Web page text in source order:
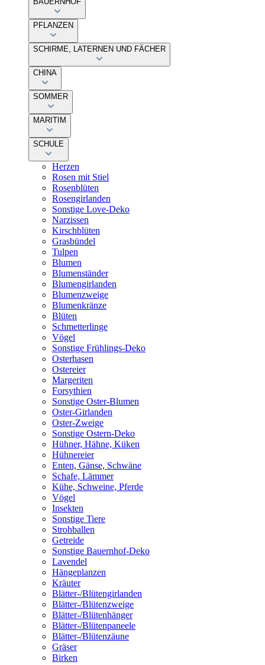
PFLANZEN
SCHIRME, LATERNEN UND FÄCHER
CHINA
SOMMER
MARITIM
SCHULE
Herzen
Rosen mit Stiel
Rosenblüten
Rosengirlanden
Sonstige Love-Deko
Narzissen
Kirschblüten
Grasbündel
Tulpen
Blumen
Blumenständer
Blumengirlanden
Blumenzweige
Blumenkränze
Blüten
Schmetterlinge
Vögel
Sonstige Frühlings-Deko
Osterhasen
Ostereier
Margeriten
Forsythien
Sonstige Oster-Blumen
Oster-Girlanden
Oster-Zweige
Sonstige Ostern-Deko
Hühner, Hähne, Küken
Hühnereier
Enten, Gänse, Schwäne
Schafe, Lämmer
Kühe, Schweine, Pferde
Vögel
Insekten
Sonstige Tiere
Strohballen
Getreide
Sonstige Bauernhof-Deko
Lavendel
Hängeplanzen
Kräuter
Blätter-/Blütengirlanden
Blätter-/Blütenzweige
Blätter-/Blütenhänger
Blätter-/Blütenpaneele
Blätter-/Blütenzäune
Gräser
Birken